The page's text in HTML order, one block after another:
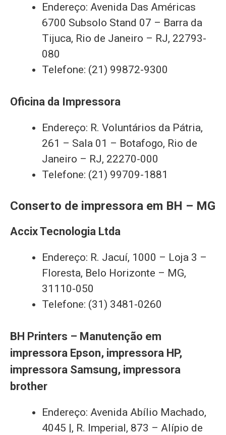
Endereço: Avenida Das Américas
6700 Subsolo Stand 07 – Barra da
Tijuca, Rio de Janeiro – RJ, 22793-
080
Telefone: (21) 99872-9300
Oficina da Impressora
Endereço: R. Voluntários da Pátria,
261 – Sala 01 – Botafogo, Rio de
Janeiro – RJ, 22270-000
Telefone: (21) 99709-1881
Conserto de impressora em BH – MG
Accix Tecnologia Ltda
Endereço: R. Jacuí, 1000 – Loja 3 –
Floresta, Belo Horizonte – MG,
31110-050
Telefone: (31) 3481-0260
BH Printers – Manutenção em
impressora Epson, impressora HP,
impressora Samsung, impressora
brother
Endereço: Avenida Abílio Machado,
4045 |, R. Imperial, 873 – Alípio de